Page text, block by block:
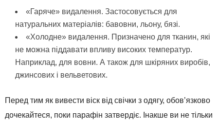
«Гаряче» видалення. Застосовується для
натуральних матеріалів: бавовни, льону, бязі.
«Холодне» видалення. Призначено для тканин, які
не можна піддавати впливу високих температур.
Наприклад, для вовни. А також для шкіряних виробів,
джинсових і вельветових.
Перед тим як вивести віск від свічки з одягу, обов’язково
дочекайтеся, поки парафін затвердіє. Інакше ви не тільки